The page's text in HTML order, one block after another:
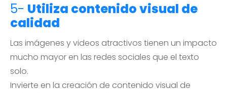
5- Utiliza contenido visual de
calidad
Las imágenes y videos atractivos tienen un impacto
mucho mayor en las redes sociales que el texto
solo.
Invierte en la creación de contenido visual de